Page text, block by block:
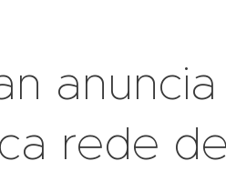
rede